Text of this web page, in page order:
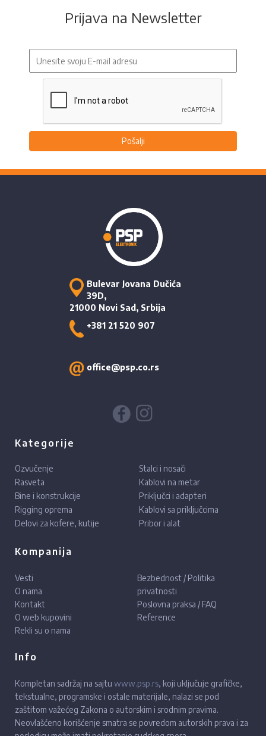
Prijava na Newsletter
Pošalji
Bulevar Jovana Dučića
39D,
21000 Novi Sad, Srbija
+381 21 520 907
office@psp.co.rs
Kategorije
Ozvučenje
Rasveta
Bine i konstrukcije
Rigging oprema
Delovi za kofere, kutije
Stalci i nosači
Kablovi na metar
Priključci i adapteri
Kablovi sa priključcima
Pribor i alat
Kompanija
Vesti
O nama
Kontakt
O web kupovini
Rekli su o nama
Bezbednost / Politika
privatnosti
Poslovna praksa / FAQ
Reference
Info
Kompletan sadržaj na sajtu www.psp.rs, koji uključuje grafičke,
tekstualne, programske i ostale materijale, nalazi se pod
zaštitom važećeg Zakona o autorskim i srodnim pravima.
Neovlašćeno korišćenje smatra se povredom autorskih prava i za